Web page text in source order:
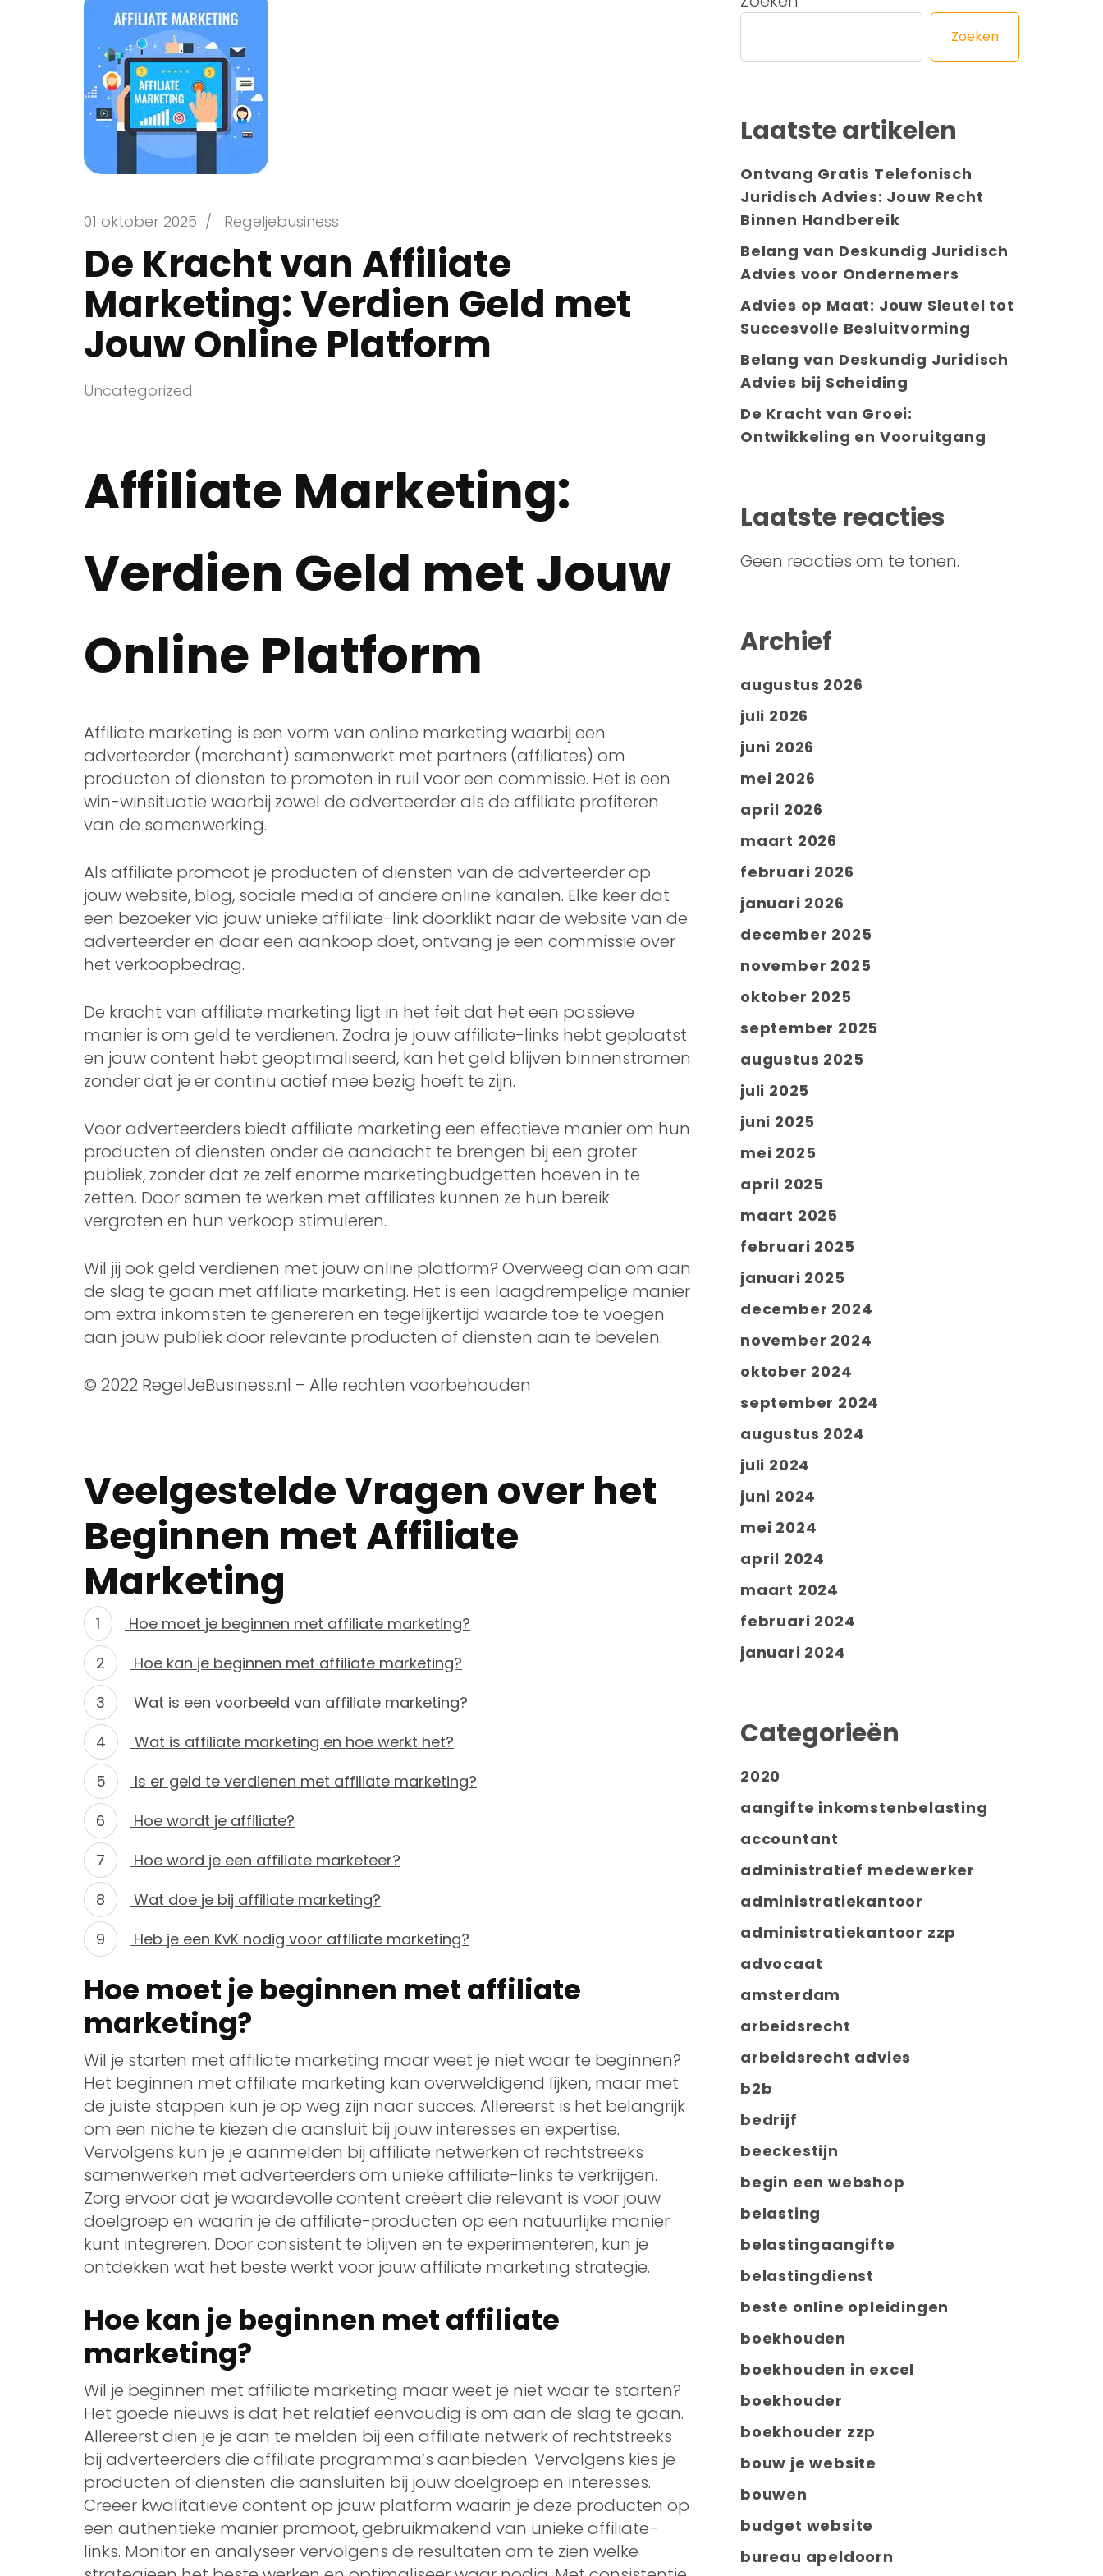
01 oktober 2025 / Regeljebusiness
De Kracht van Affiliate
Marketing: Verdien Geld met
Jouw Online Platform
Uncategorized
Affiliate Marketing:
Verdien Geld met Jouw
Online Platform
Affiliate marketing is een vorm van online marketing waarbij een
adverteerder (merchant) samenwerkt met partners (affiliates) om
producten of diensten te promoten in ruil voor een commissie. Het is een
win-winsituatie waarbij zowel de adverteerder als de affiliate profiteren
van de samenwerking.
Als affiliate promoot je producten of diensten van de adverteerder op
jouw website, blog, sociale media of andere online kanalen. Elke keer dat
een bezoeker via jouw unieke affiliate-link doorklikt naar de website van de
adverteerder en daar een aankoop doet, ontvang je een commissie over
het verkoopbedrag.
De kracht van affiliate marketing ligt in het feit dat het een passieve
manier is om geld te verdienen. Zodra je jouw affiliate-links hebt geplaatst
en jouw content hebt geoptimaliseerd, kan het geld blijven binnenstromen
zonder dat je er continu actief mee bezig hoeft te zijn.
Voor adverteerders biedt affiliate marketing een effectieve manier om hun
producten of diensten onder de aandacht te brengen bij een groter
publiek, zonder dat ze zelf enorme marketingbudgetten hoeven in te
zetten. Door samen te werken met affiliates kunnen ze hun bereik
vergroten en hun verkoop stimuleren.
Wil jij ook geld verdienen met jouw online platform? Overweeg dan om aan
de slag te gaan met affiliate marketing. Het is een laagdrempelige manier
om extra inkomsten te genereren en tegelijkertijd waarde toe te voegen
aan jouw publiek door relevante producten of diensten aan te bevelen.
© 2022 RegelJeBusiness.nl – Alle rechten voorbehouden
Veelgestelde Vragen over het
Beginnen met Affiliate
Marketing
Hoe moet je beginnen met affiliate marketing?
Hoe kan je beginnen met affiliate marketing?
Wat is een voorbeeld van affiliate marketing?
Wat is affiliate marketing en hoe werkt het?
Is er geld te verdienen met affiliate marketing?
Hoe wordt je affiliate?
Hoe word je een affiliate marketeer?
Wat doe je bij affiliate marketing?
Heb je een KvK nodig voor affiliate marketing?
Hoe moet je beginnen met affiliate
marketing?
Wil je starten met affiliate marketing maar weet je niet waar te beginnen?
Het beginnen met affiliate marketing kan overweldigend lijken, maar met
de juiste stappen kun je op weg zijn naar succes. Allereerst is het belangrijk
om een niche te kiezen die aansluit bij jouw interesses en expertise.
Vervolgens kun je je aanmelden bij affiliate netwerken of rechtstreeks
samenwerken met adverteerders om unieke affiliate-links te verkrijgen.
Zorg ervoor dat je waardevolle content creëert die relevant is voor jouw
doelgroep en waarin je de affiliate-producten op een natuurlijke manier
kunt integreren. Door consistent te blijven en te experimenteren, kun je
ontdekken wat het beste werkt voor jouw affiliate marketing strategie.
Hoe kan je beginnen met affiliate
marketing?
Wil je beginnen met affiliate marketing maar weet je niet waar te starten?
Het goede nieuws is dat het relatief eenvoudig is om aan de slag te gaan.
Allereerst dien je je aan te melden bij een affiliate netwerk of rechtstreeks
bij adverteerders die affiliate programma’s aanbieden. Vervolgens kies je
producten of diensten die aansluiten bij jouw doelgroep en interesses.
Creëer kwalitatieve content op jouw platform waarin je deze producten op
een authentieke manier promoot, gebruikmakend van unieke affiliate-
links. Monitor en analyseer vervolgens de resultaten om te zien welke
Zoeken
Laatste artikelen
Ontvang Gratis Telefonisch
Juridisch Advies: Jouw Recht
Binnen Handbereik
Belang van Deskundig Juridisch
Advies voor Ondernemers
Advies op Maat: Jouw Sleutel tot
Succesvolle Besluitvorming
Belang van Deskundig Juridisch
Advies bij Scheiding
De Kracht van Groei:
Ontwikkeling en Vooruitgang
Laatste reacties
Geen reacties om te tonen.
Archief
augustus 2026
juli 2026
juni 2026
mei 2026
april 2026
maart 2026
februari 2026
januari 2026
december 2025
november 2025
oktober 2025
september 2025
augustus 2025
juli 2025
juni 2025
mei 2025
april 2025
maart 2025
februari 2025
januari 2025
december 2024
november 2024
oktober 2024
september 2024
augustus 2024
juli 2024
juni 2024
mei 2024
april 2024
maart 2024
februari 2024
januari 2024
Categorieën
2020
aangifte inkomstenbelasting
accountant
administratief medewerker
administratiekantoor
administratiekantoor zzp
advocaat
amsterdam
arbeidsrecht
arbeidsrecht advies
b2b
bedrijf
beeckestijn
begin een webshop
belasting
belastingaangifte
belastingdienst
beste online opleidingen
boekhouden
boekhouden in excel
boekhouder
boekhouder zzp
bouw je website
bouwen
budget website
bureau apeldoorn